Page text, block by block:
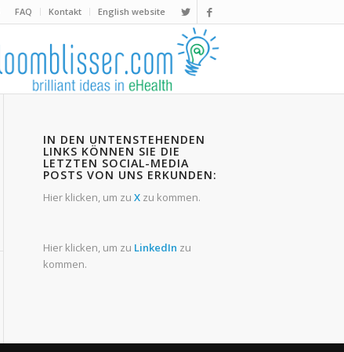
FAQ Kontakt English website
IN DEN UNTENSTEHENDEN
LINKS KÖNNEN SIE DIE
LETZTEN SOCIAL-MEDIA
POSTS VON UNS ERKUNDEN:
Hier klicken, um zu Xzu kommen.
Hier klicken, um zu LinkedIn zu
kommen.